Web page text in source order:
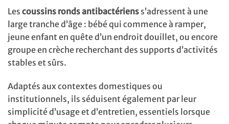
Les coussins ronds antibactériens s’adressent à une
large tranche d’âge : bébé qui commence à ramper,
jeune enfant en quête d’un endroit douillet, ou encore
groupe en crèche recherchant des supports d’activités
stables et sûrs.
Adaptés aux contextes domestiques ou
institutionnels, ils séduisent également par leur
simplicité d’usage et d’entretien, essentiels lorsque